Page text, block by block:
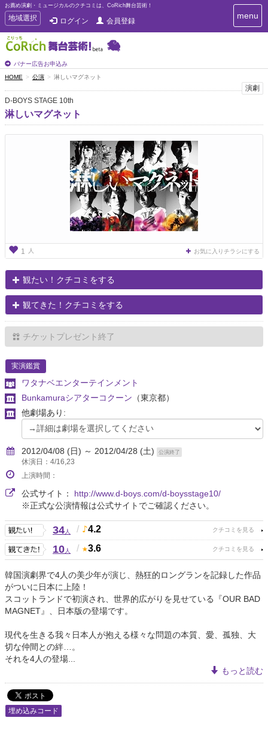
お薦め演劇・ミュージカルのクチコミは、CoRich舞台芸術！
T
o
g
g
e
n
a
v
i
g
地域選択 ログイン 会員登録
バナー広告お申込み
T
o
i
g
menu
HOME 公演 淋しいマグネット
演劇
D-BOYS STAGE 10th
淋しいマグネット
1 人 お気に入りチラシにする
観たい！クチコミをする
観てきた！クチコミをする
チケットプレゼント終了
実演鑑賞
ワタナベエンターテインメント
Bunkamuraシアターコクーン （東京都）
他劇場あり:
2012/04/08 (日) ～ 2012/04/28 (土) 公演終了
休演日：4/16,23
上演時間：
公式サイト： http://www.d-boys.com/d-boysstage10/
※正式な公演情報は公式サイトでご確認ください。
34人 / 4.2
10人 / 3.6
韓国演劇界で4人の美少年が演じ、熱狂的ロングランを記録した作品
がついに日本に上陸！
スコットランドで初演され、世界的広がりを見せている『OUR BAD
MAGNET』、日本版の登場です。
現代を生きる我々日本人が抱える様々な問題の本質、愛、孤独、大
切な仲間との絆…。
それを4人の登場...
もっと読む
埋め込みコード